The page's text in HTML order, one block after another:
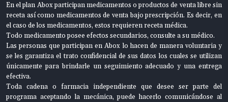
En el plan Abox participan medicamentos o productos de venta libre sin
receta así como medicamentos de venta bajo prescripción. Es decir, en
el caso de los medicamentos, estos requieren receta médica.
Todo medicamento posee efectos secundarios, consulte a su médico.
Las personas que participan en Abox lo hacen de manera voluntaria y
se les garantiza el trato confidencial de sus datos los cuales se utilizan
únicamente para brindarle un seguimiento adecuado y una entrega
efectiva.
Toda cadena o farmacia independiente que desee ser parte del
programa aceptando la mecánica, puede hacerlo comunicándose al